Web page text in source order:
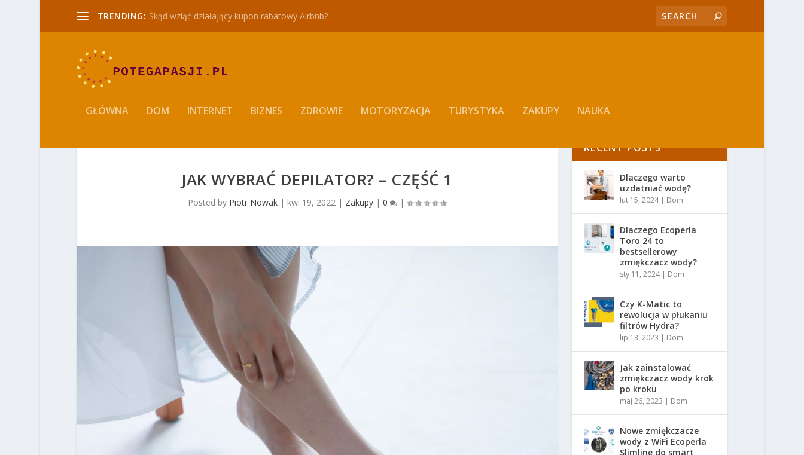
TRENDING: Skąd wziąć działający kupon rabatowy Airbnb?
GŁÓWNA DOM INTERNET BIZNES ZDROWIE MOTORYZACJA TURYSTYKA ZAKUPY NAUKA
JAK WYBRAĆ DEPILATOR? – CZĘŚĆ 1
Posted by Piotr Nowak| kwi 19, 2022| Zakupy| 0 |
RECENT POSTS
Dlaczego warto
uzdatniać wodę?
lut 15, 2024| Dom
Dlaczego Ecoperla
Toro 24 to
bestsellerowy
zmiękczacz wody?
sty 11, 2024| Dom
Czy K-Matic to
rewolucja w płukaniu
filtrów Hydra?
lip 13, 2023 | Dom
Jak zainstalować
zmiękczacz wody krok
po kroku
maj 26, 2023 | Dom
Nowe zmiękczacze
wody z WiFi Ecoperla
Slimline do smart